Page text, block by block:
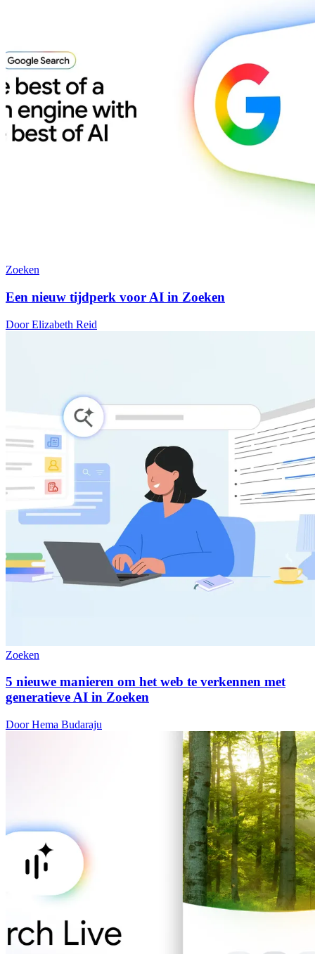
Zoeken
Een nieuw tijdperk voor AI in Zoeken
Door Elizabeth Reid
Zoeken
5 nieuwe manieren om het web te verkennen met
generatieve AI in Zoeken
Door Hema Budaraju